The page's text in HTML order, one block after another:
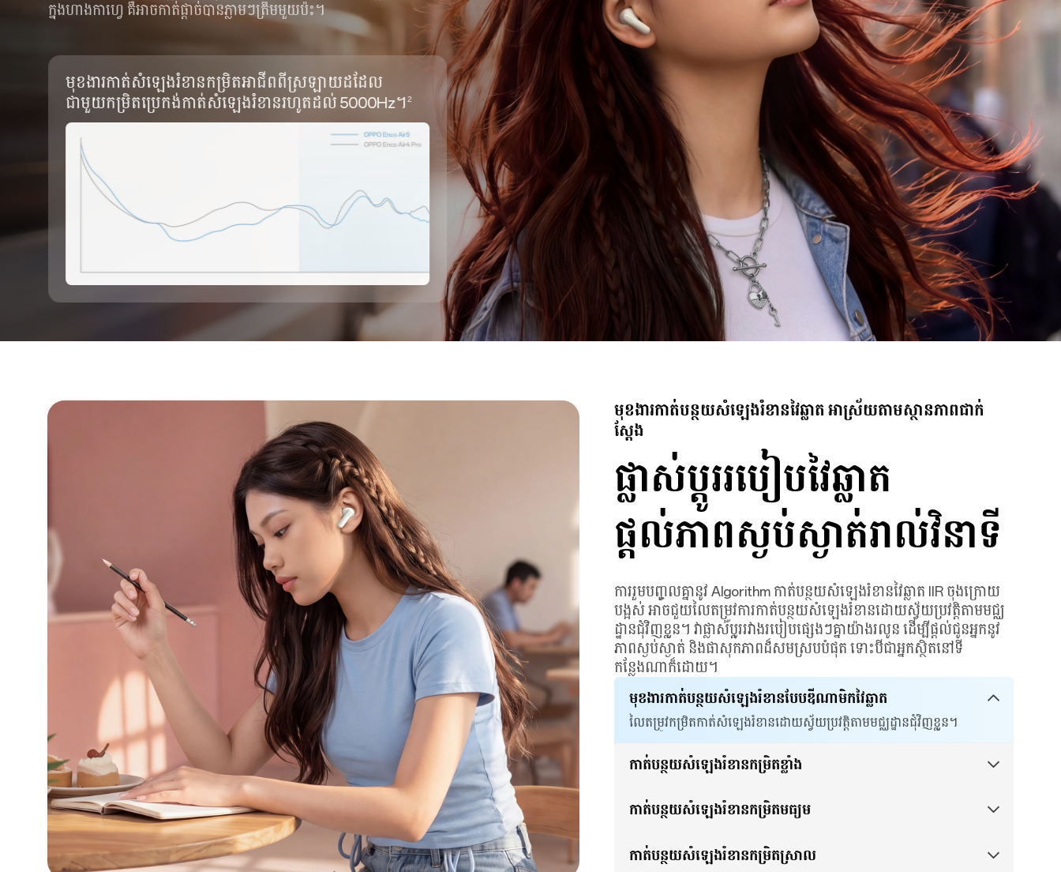
ក្នុងហាងកាហ្វេ គឺអាចកាត់ផ្តាច់បានភ្លាមៗត្រឹមមួយប៉ះ។
មុខងារកាត់សំឡេងរំខានកម្រិតអាជីពពីស្រឡាយដដែល
ជាមួយកម្រិតប្រេកង់កាត់សំឡេងរំខានរហូតដល់ 5000Hz។ 2
មុខងារកាត់បន្ថយសំឡេងរំខានវៃឆ្លាត អាស្រ័យតាមស្ថានភាពជាក់
ស្តែង
ផ្លាស់ប្តូររបៀបវៃឆ្លាត
ផ្តល់ភាពស្ងប់ស្ងាត់រាល់វិនាទី
ការរួមបញ្ចូលគ្នានូវ Algorithm កាត់បន្ថយសំឡេងរំខានវៃឆ្លាត IIR ចុងក្រោយ
បង្អស់ អាចជួយលៃតម្រូវការកាត់បន្ថយសំឡេងរំខានដោយស្វ័យប្រវត្តិតាមមជ្ឈ
ដ្ឋានជុំវិញខ្លួន។ វាផ្លាស់ប្តូររវាងរបៀបផ្សេងៗគ្នាយ៉ាងរលូន ដើម្បីផ្តល់ជូនអ្នកនូវ
ភាពស្ងប់ស្ងាត់ និងផាសុកភាពដ៏សមស្របបំផុត ទោះបីជាអ្នកស្ថិតនៅទី
កន្លែងណាក៏ដោយ។
មុខងារកាត់បន្ថយសំឡេងរំខានបែបឌីណាមិកវៃឆ្លាត
លៃតម្រូវកម្រិតកាត់សំឡេងរំខានដោយស្វ័យប្រវត្តិតាមមជ្ឈដ្ឋានជុំវិញខ្លួន។
កាត់បន្ថយសំឡេងរំខានកម្រិតខ្លាំង
យន្តហោះ ផ្លូវក្រោមដី ឬតំបន់ដែលមានសំឡេងអ៊ូអរខ្លាំង។
កាត់បន្ថយសំឡេងរំខានកម្រិតមធ្យម
តាមដងផ្លូវ ផ្សារទំនើប និងទីកន្លែងស្រដៀងគ្នានេះ។
កាត់បន្ថយសំឡេងរំខានកម្រិតស្រាល